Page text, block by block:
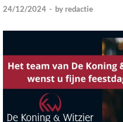
24/12/2024 - by redactie